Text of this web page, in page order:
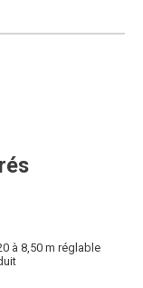
à 8,50 m réglable